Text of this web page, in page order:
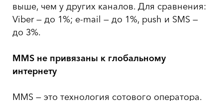
выше, чем у других каналов. Для сравнения:
Viber — до 1%; e-mail — до 1%, push и SMS —
до 3%.
MMS не привязаны к глобальному
интернету
MMS — это технология сотового оператора.